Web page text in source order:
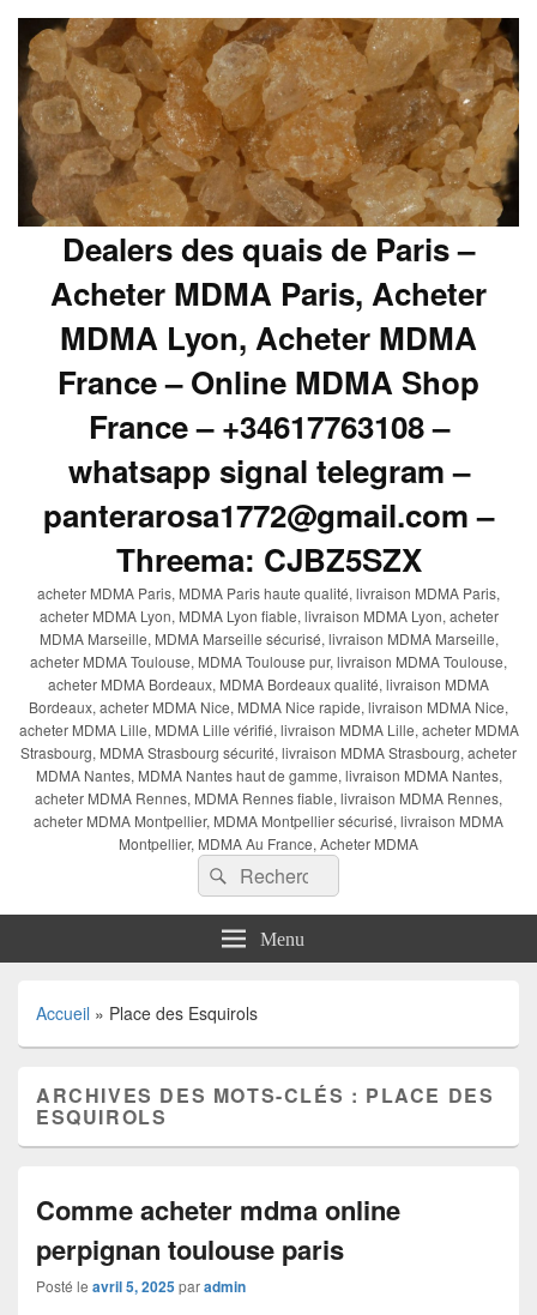
Dealers des quais de Paris –
Acheter MDMA Paris, Acheter
MDMA Lyon, Acheter MDMA
France – Online MDMA Shop
France – +34617763108 –
whatsapp signal telegram –
panterarosa1772@gmail.com –
Threema: CJBZ5SZX
acheter MDMA Paris, MDMA Paris haute qualité, livraison MDMA Paris,
acheter MDMA Lyon, MDMA Lyon fiable, livraison MDMA Lyon, acheter
MDMA Marseille, MDMA Marseille sécurisé, livraison MDMA Marseille,
acheter MDMA Toulouse, MDMA Toulouse pur, livraison MDMA Toulouse,
acheter MDMA Bordeaux, MDMA Bordeaux qualité, livraison MDMA
Bordeaux, acheter MDMA Nice, MDMA Nice rapide, livraison MDMA Nice,
acheter MDMA Lille, MDMA Lille vérifié, livraison MDMA Lille, acheter MDMA
Strasbourg, MDMA Strasbourg sécurité, livraison MDMA Strasbourg, acheter
MDMA Nantes, MDMA Nantes haut de gamme, livraison MDMA Nantes,
acheter MDMA Rennes, MDMA Rennes fiable, livraison MDMA Rennes,
acheter MDMA Montpellier, MDMA Montpellier sécurisé, livraison MDMA
Montpellier, MDMA Au France, Acheter MDMA
Recherche :
Rechercher
Menu
Accueil » Place des Esquirols
ARCHIVES DES MOTS-CLÉS : PLACE DES
ESQUIROLS
Comme acheter mdma online
perpignan toulouse paris
Posté le avril 5, 2025paradmin